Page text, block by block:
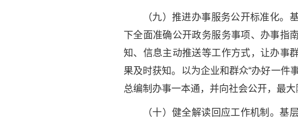
（九）推进办事服务公开标准化。
下全面准确公开政务服务事项、办事指
知、信息主动推送等工作方式，让办事
果及时获知。以为企业和群众“办好一件
总编制办事一本通，并向社会公开，最大
（十）健全解读回应工作机制。基